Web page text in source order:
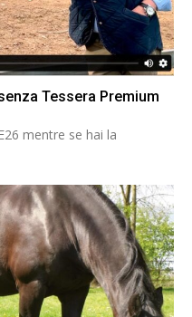
Tessera Premium
mentre se hai la